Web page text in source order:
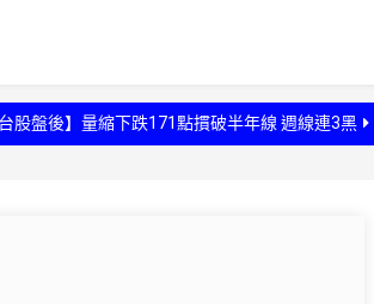
台股盤後】量縮下跌171點摜破半年線 週線連3黑